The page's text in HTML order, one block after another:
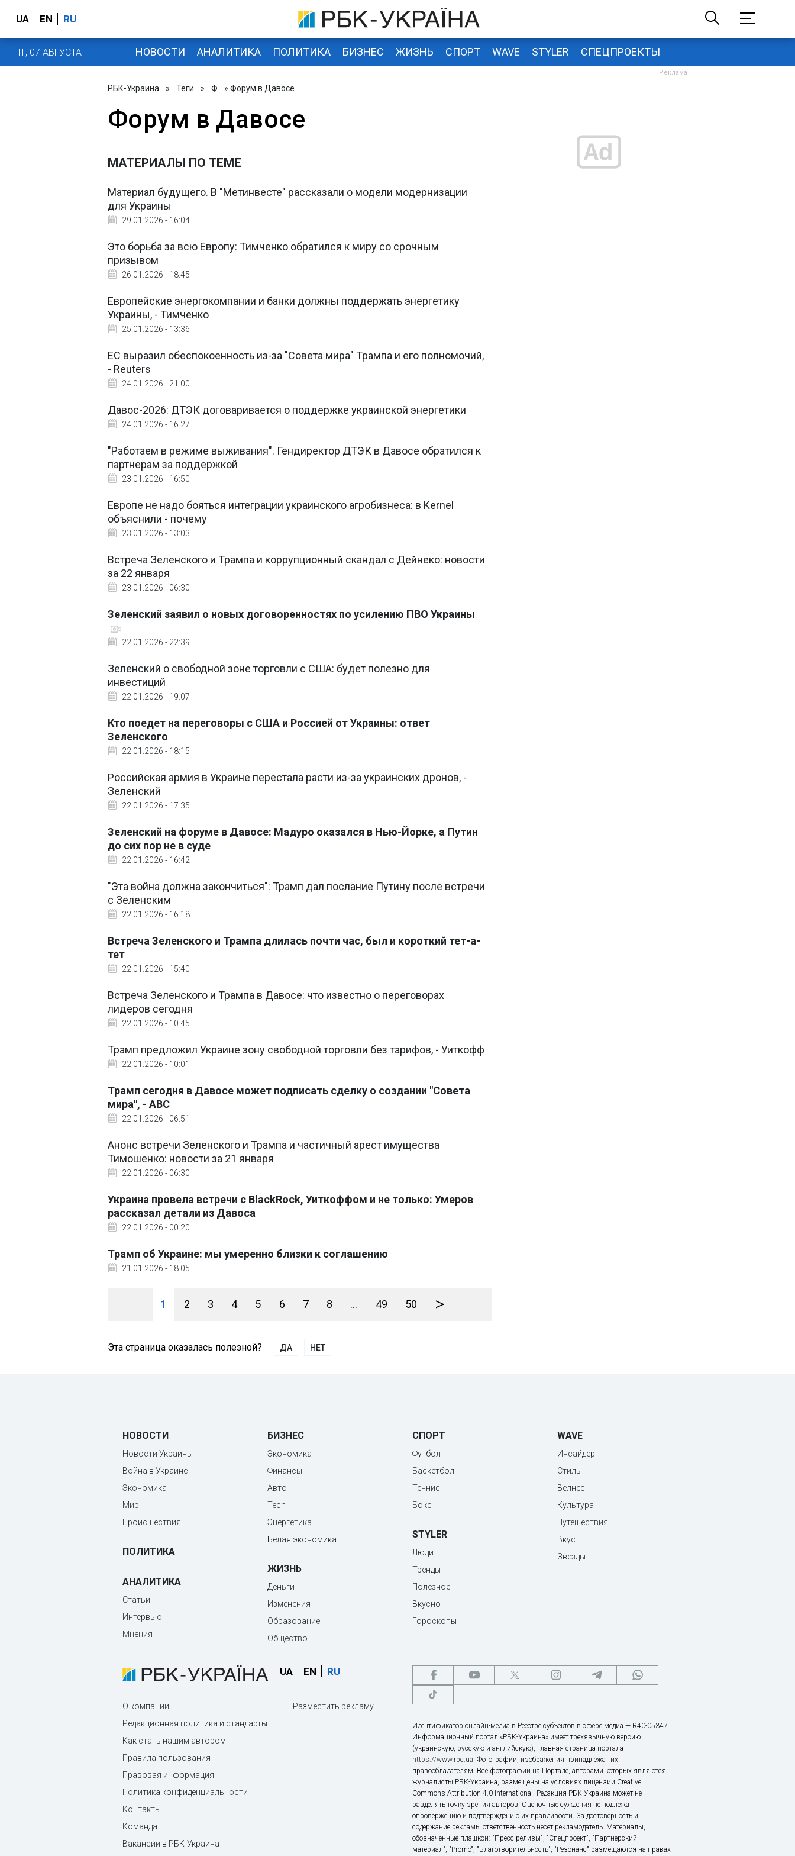
UA EN RU
ПТ, 07 АВГУСТА НОВОСТИ АНАЛИТИКА ПОЛИТИКА БИЗНЕС ЖИЗНЬ СПОРТ WAVE STYLER СПЕЦПРОЕКТЫ
РБК-Украина » Теги » Ф » Форум в Давосе
Форум в Давосе
МАТЕРИАЛЫ ПО ТЕМЕ
Материал будущего. В "Метинвесте" рассказали о модели модернизации
для Украины
29.01.2026 - 16:04
Это борьба за всю Европу: Тимченко обратился к миру со срочным
призывом
26.01.2026 - 18:45
Европейские энергокомпании и банки должны поддержать энергетику
Украины, - Тимченко
25.01.2026 - 13:36
ЕС выразил обеспокоенность из-за "Совета мира" Трампа и его полномочий,
- Reuters
24.01.2026 - 21:00
Давос-2026: ДТЭК договаривается о поддержке украинской энергетики
24.01.2026 - 16:27
"Работаем в режиме выживания". Гендиректор ДТЭК в Давосе обратился к
партнерам за поддержкой
23.01.2026 - 16:50
Европе не надо бояться интеграции украинского агробизнеса: в Kernel
объяснили - почему
23.01.2026 - 13:03
Встреча Зеленского и Трампа и коррупционный скандал с Дейнеко: новости
за 22 января
23.01.2026 - 06:30
Зеленский заявил о новых договоренностях по усилению ПВО Украины
22.01.2026 - 22:39
Зеленский о свободной зоне торговли с США: будет полезно для
инвестиций
22.01.2026 - 19:07
Кто поедет на переговоры с США и Россией от Украины: ответ
Зеленского
22.01.2026 - 18:15
Российская армия в Украине перестала расти из-за украинских дронов, -
Зеленский
22.01.2026 - 17:35
Зеленский на форуме в Давосе: Мадуро оказался в Нью-Йорке, а Путин
до сих пор не в суде
22.01.2026 - 16:42
"Эта война должна закончиться": Трамп дал послание Путину после встречи
с Зеленским
22.01.2026 - 16:18
Встреча Зеленского и Трампа длилась почти час, был и короткий тет-а-
тет
22.01.2026 - 15:40
Встреча Зеленского и Трампа в Давосе: что известно о переговорах
лидеров сегодня
22.01.2026 - 10:45
Трамп предложил Украине зону свободной торговли без тарифов, - Уиткофф
22.01.2026 - 10:01
Трамп сегодня в Давосе может подписать сделку о создании "Совета
мира", - ABC
22.01.2026 - 06:51
Анонс встречи Зеленского и Трампа и частичный арест имущества
Тимошенко: новости за 21 января
22.01.2026 - 06:30
Украина провела встречи с BlackRock, Уиткоффом и не только: Умеров
рассказал детали из Давоса
22.01.2026 - 00:20
Трамп об Украине: мы умеренно близки к соглашению
21.01.2026 - 18:05
1 2 3 4 5 6 7 8 ... 49 50 >
Эта страница оказалась полезной? ДА НЕТ
НОВОСТИ
Новости Украины
Война в Украине
Экономика
Мир
Происшествия
ПОЛИТИКА
АНАЛИТИКА
Статьи
Интервью
Мнения
БИЗНЕС
Экономика
Финансы
Авто
Tech
Энергетика
Белая экономика
ЖИЗНЬ
Деньги
Изменения
Образование
Общество
СПОРТ
Футбол
Баскетбол
Теннис
Бокс
STYLER
Люди
Тренды
Полезное
Вкусно
Гороскопы
WAVE
Инсайдер
Стиль
Велнес
Культура
Путешествия
Вкус
Звезды
UA EN RU
О компании
Редакционная политика и стандарты
Как стать нашим автором
Правила пользования
Правовая информация
Политика конфиденциальности
Контакты
Команда
Вакансии в РБК-Украина
Разместить рекламу
Идентификатор онлайн-медиа в Реестре субъектов в сфере медиа — R40-05347
Информационный портал «РБК-Украина» имеет трехязычную версию
(украинскую, русскую и английскую), главная страница портала –
https://www.rbc.ua. Фотографии, изображения принадлежат их
правообладателям. Все фотографии на Портале, авторами которых являются
журналисты РБК-Украина, размещены на условиях лицензии Creative
Commons Attribution 4.0 International. Редакция РБК-Украина может не
разделять точку зрения авторов. Оценочные суждения не подлежат
опровержению и подтверждению их правдивости. За достоверность и
содержание рекламы ответственность несет рекламодатель. Материалы,
обозначенные плашкой: "Пресс-релизы", "Спецпроект", "Партнерский
материал", "Promo", "Благотворительность", "Резонанс" размещаются на правах